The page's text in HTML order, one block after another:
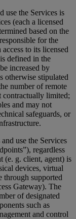
use the Services is
(each a licensed
based on the
for the
to its licensed
defined in the
increased by
otherwise stipulated
number of remote
contractually limited;
and may not
safeguards, or
use the Services
regardless
(e. g. client, agent) is
devices, virtual
through supported
Gateway). The
of designated
such as
and control